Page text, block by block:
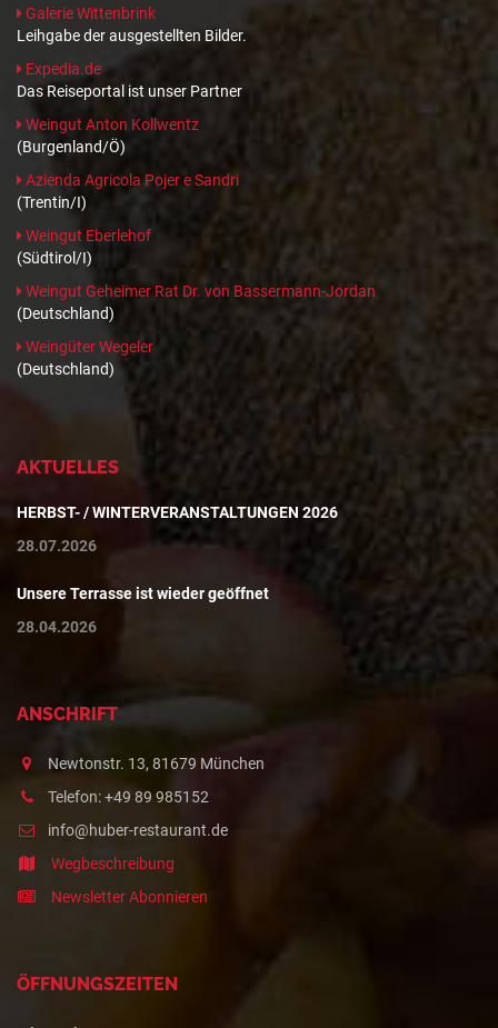
Galerie Wittenbrink
Leihgabe der ausgestellten Bilder.
Expedia.de
Das Reiseportal ist unser Partner
Weingut Anton Kollwentz
(Burgenland/Ö)
Azienda Agricola Pojer e Sandri
(Trentin/I)
Weingut Eberlehof
(Südtirol/I)
Weingut Geheimer Rat Dr. von Bassermann-Jordan
(Deutschland)
Weingüter Wegeler
(Deutschland)
AKTUELLES
HERBST- / WINTERVERANSTALTUNGEN 2026
28.07.2026
Unsere Terrasse ist wieder geöffnet
28.04.2026
ANSCHRIFT
Newtonstr. 13, 81679 München
Telefon: +49 89 985152
info@huber-restaurant.de
Wegbeschreibung
Newsletter Abonnieren
ÖFFNUNGSZEITEN